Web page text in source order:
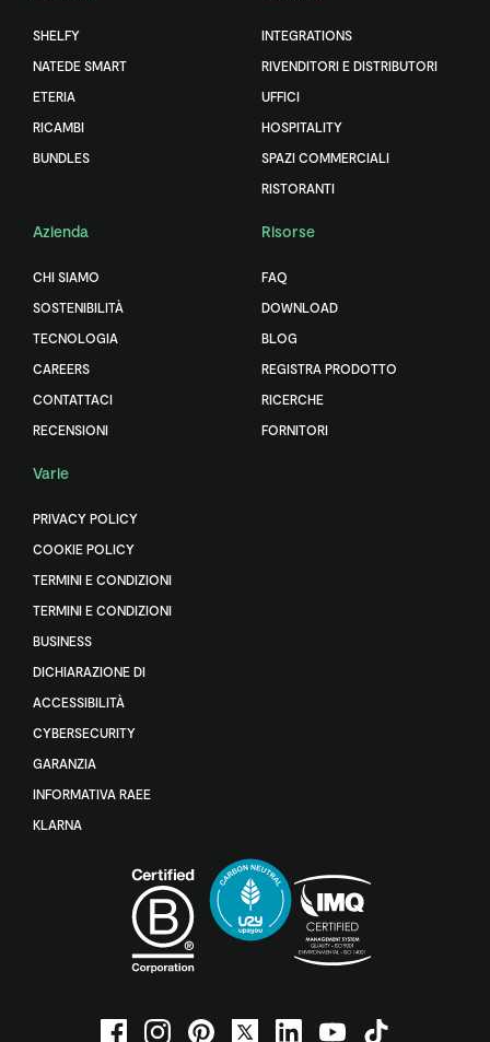
SHELFY
NATEDE SMART
ETERIA
RICAMBI
BUNDLES
INTEGRATIONS
RIVENDITORI E DISTRIBUTORI
UFFICI
HOSPITALITY
SPAZI COMMERCIALI
RISTORANTI
Azienda
CHI SIAMO
SOSTENIBILITÀ
TECNOLOGIA
CAREERS
CONTATTACI
RECENSIONI
Risorse
FAQ
DOWNLOAD
BLOG
REGISTRA PRODOTTO
RICERCHE
FORNITORI
Varie
PRIVACY POLICY
COOKIE POLICY
TERMINI E CONDIZIONI
TERMINI E CONDIZIONI
BUSINESS
DICHIARAZIONE DI
ACCESSIBILITÀ
CYBERSECURITY
GARANZIA
INFORMATIVA RAEE
KLARNA